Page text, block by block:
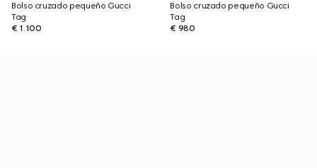
Bolso cruzado pequeño Gucci
Tag
€ 1.100
Bolso cruzado pequeño Gucci
Tag
€ 980